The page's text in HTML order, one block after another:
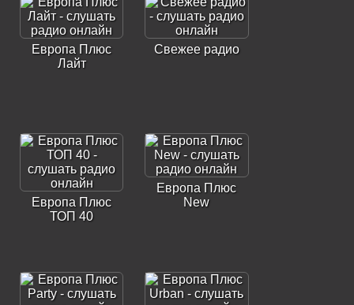
Европа Плюс
Лайт
Свежее радио
Европа Плюс
ТОП 40
Европа Плюс
New